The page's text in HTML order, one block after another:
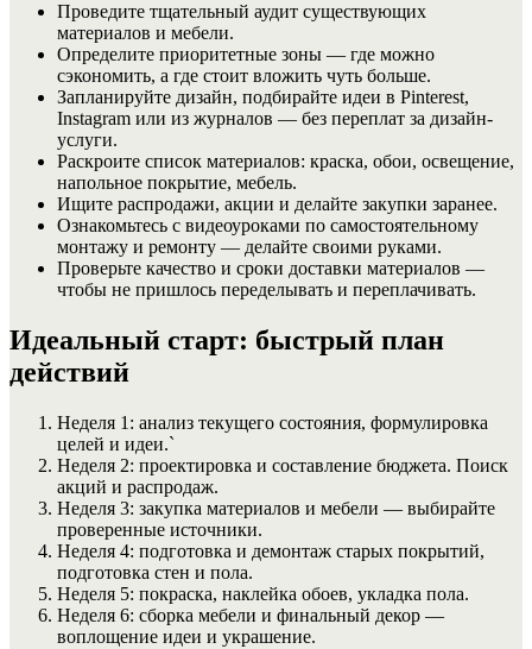
Проведите тщательный аудит существующих
материалов и мебели.
Определите приоритетные зоны — где можно
сэкономить, а где стоит вложить чуть больше.
Запланируйте дизайн, подбирайте идеи в Pinterest,
Instagram или из журналов — без переплат за дизайн-
услуги.
Раскроите список материалов: краска, обои, освещение,
напольное покрытие, мебель.
Ищите распродажи, акции и делайте закупки заранее.
Ознакомьтесь с видеоуроками по самостоятельному
монтажу и ремонту — делайте своими руками.
Проверьте качество и сроки доставки материалов —
чтобы не пришлось переделывать и переплачивать.
Идеальный старт: быстрый план
действий
Неделя 1: анализ текущего состояния, формулировка
целей и идеи.`
Неделя 2: проектировка и составление бюджета. Поиск
акций и распродаж.
Неделя 3: закупка материалов и мебели — выбирайте
проверенные источники.
Неделя 4: подготовка и демонтаж старых покрытий,
подготовка стен и пола.
Неделя 5: покраска, наклейка обоев, укладка пола.
Неделя 6: сборка мебели и финальный декор —
воплощение идеи и украшение.